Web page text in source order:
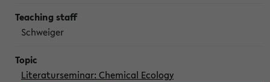
Schweiger
Literaturseminar: Chemical Ecology